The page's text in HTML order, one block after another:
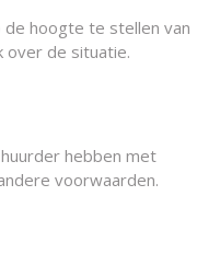
hoogte te stellen van
over de situatie.
hebben met
voorwaarden.